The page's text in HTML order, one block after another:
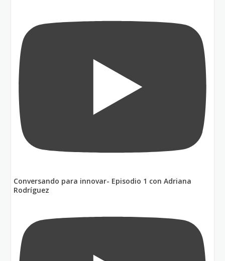
Conversando para innovar- Episodio 1 con Adriana
Rodríguez